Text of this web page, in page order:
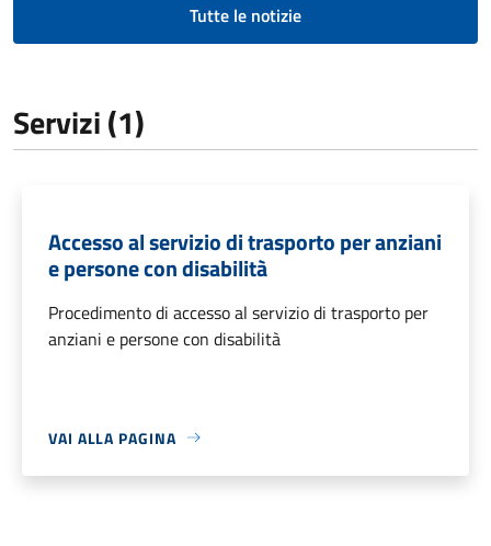
Tutte le notizie
Servizi (1)
Accesso al servizio di trasporto per anziani
e persone con disabilità
Procedimento di accesso al servizio di trasporto per
anziani e persone con disabilità
VAI ALLA PAGINA